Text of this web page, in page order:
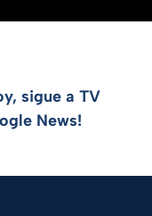
sigue a TV
News!